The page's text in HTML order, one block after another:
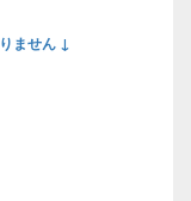
ません ↓